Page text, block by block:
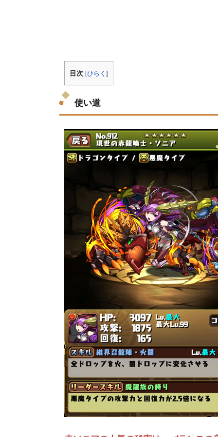
目次 [ひらく ]
使い道